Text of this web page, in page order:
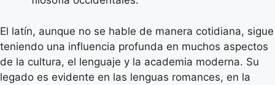
El latín, aunque no se hable de manera cotidiana, sigue
teniendo una influencia profunda en muchos aspectos
de la cultura, el lenguaje y la academia moderna. Su
legado es evidente en las lenguas romances, en la